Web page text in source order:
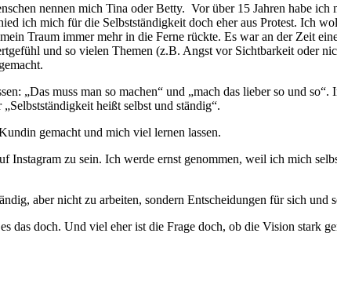
nennen mich Tina oder Betty. Vor über 15 Jahren habe
ich mich für die Selbstständigkeit doch eher aus Protest. Ich
Traum immer mehr in die Ferne rückte. Es war an der Zeit
und so vielen Themen (z.B. Angst vor Sichtbarkeit oder
„Das muss man so machen“ und „mach das lieber so und
heißt selbst und ständig“.
gemacht und mich viel lernen lassen.
zu sein. Ich werde ernst genommen, weil ich mich
aber nicht zu arbeiten, sondern Entscheidungen für sich
das doch. Und viel eher ist die Frage doch, ob die Vision stark